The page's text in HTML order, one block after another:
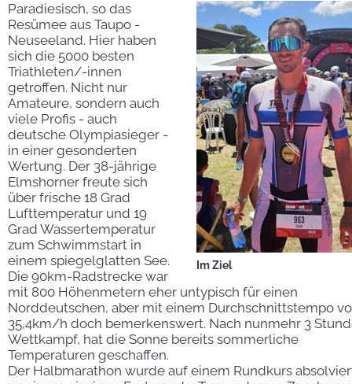
Im Ziel
Paradiesisch, so das
Resümee aus Taupo -
Neuseeland. Hier haben
sich die 5000 besten
Triathleten/-innen
getroffen. Nicht nur
Amateure, sondern auch
viele Profis - auch
deutsche Olympiasieger -
in einer gesonderten
Wertung. Der 38-jährige
Elmshorner freute sich
über frische 18 Grad
Lufttemperatur und 19
Grad Wassertemperatur
zum Schwimmstart in
einem spiegelglatten See.
Die 90km-Radstrecke war
mit 800 Höhenmetern eher untypisch für einen
Norddeutschen, aber mit einem Durchschnittstempo
35,4km/h doch bemerkenswert. Nach nunmehr 3
Wettkampf, hat die Sonne bereits sommerliche
Temperaturen geschaffen.
Der Halbmarathon wurde auf einem Rundkurs